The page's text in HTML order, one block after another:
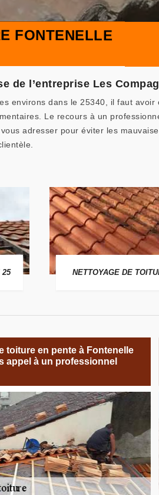
FONTENELLE
de l’entreprise Les
environs dans le 25340, il faut avoir
Le recours à un
adresser pour éviter les
25 NETTOYAGE DE
toiture en pente à Fontenelle
appel à un professionnel